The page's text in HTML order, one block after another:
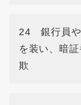
24 銀行員や
を装い、暗
欺